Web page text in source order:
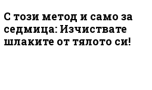
С този метод и само за
седмица: Изчиствате
шлаките от тялото си!